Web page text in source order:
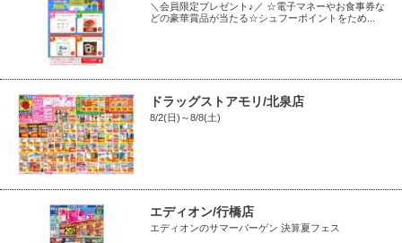
＼会員限定プレゼント♪／ ☆電子マネーやお食事券な
どの豪華賞品が当たる☆シュフーポイントをため...
ドラッグストアモリ/北泉店
8/2(日)～8/8(土)
エディオン/行橋店
エディオンのサマーバーゲン 決算夏フェス